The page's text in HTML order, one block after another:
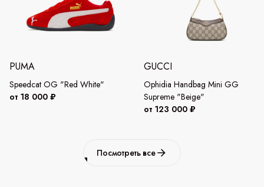
PUMA
Speedcat OG "Red White"
от 18 000 ₽
GUCCI
Ophidia Handbag Mini GG
Supreme "Beige"
от 123 000 ₽
Посмотреть все